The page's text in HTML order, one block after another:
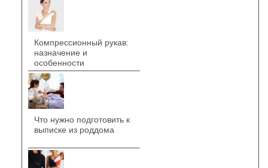
Компрессионный рукав:
назначение и
особенности
Что нужно подготовить к
выписке из роддома